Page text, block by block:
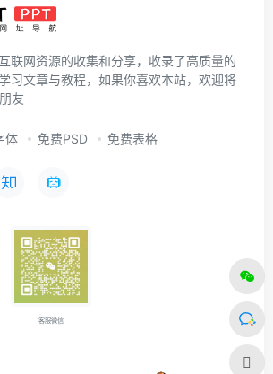
联网资源的收集和分享，收录了高质量的
习文章与教程，如果你喜欢本站，欢迎将
友
体 免费PSD 免费表格
客服微信